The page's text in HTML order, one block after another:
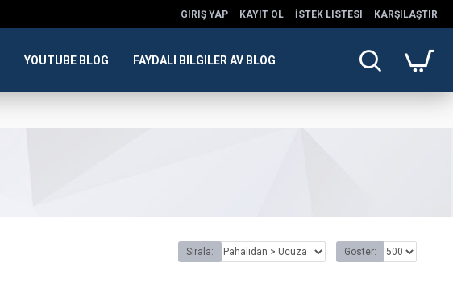
GIRIŞ YAP KAYIT OL İSTEK LISTESI KARŞILAŞTIR
YOUTUBE BLOG FAYDALI BILGILER AV BLOG
Sırala: Göster: